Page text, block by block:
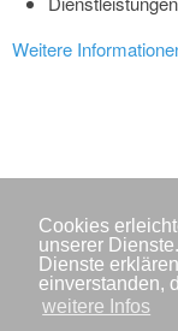
Cookies
unserer
Dienste
einverstanden,
weitere Infos
Weitere
Impressum